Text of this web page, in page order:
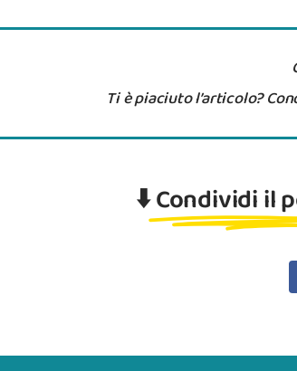
Ti è piaciuto l’articolo?
⬇️Condividi il